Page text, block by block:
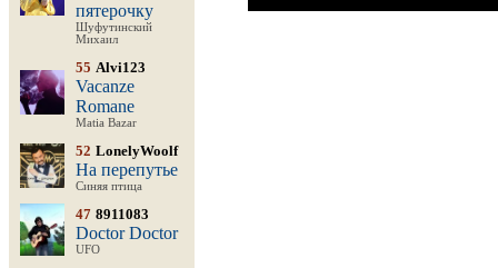
пятерочку
Шуфутинский
Михаил
55 Alvi123
Vacanze
Romane
Matia Bazar
52 LonelyWoolf
На перепутье
Синяя птица
47 8911083
Doctor Doctor
UFO